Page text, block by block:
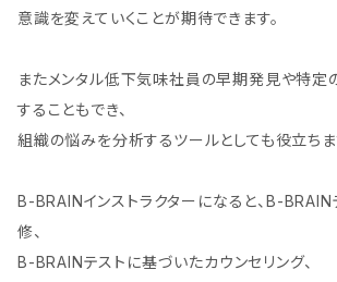
意識を変えていくことが期待できます。
またメンタル低下気味社員の早期発見や特定
することもでき、
組織の悩みを分析するツールとしても役立ちま
B-BRAINインストラクターになると、B-
修、
B-BRAINテストに基づいたカウンセリング、